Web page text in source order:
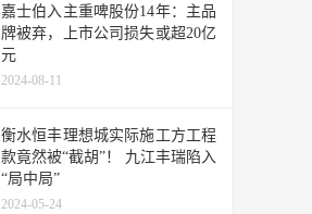
嘉士伯入主重啤股份14年：主品
牌被弃，上市公司损失或超20亿
元
2024-08-11
衡水恒丰理想城实际施工方工程
款竟然被“截胡”！ 九江丰瑞陷入
“局中局”
2024-05-24